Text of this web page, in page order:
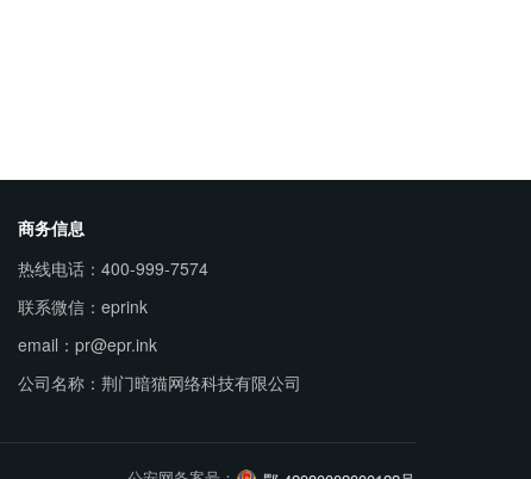
商务信息
热线电话：400-999-7574
联系微信：eprink
email：pr@epr.ink
公司名称：荆门暗猫网络科技有限公司